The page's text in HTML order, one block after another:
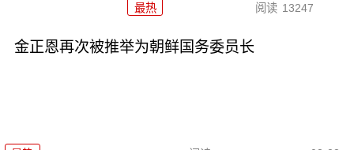
最热 阅读 13247
金正恩再次被推举为朝鲜国务委员长